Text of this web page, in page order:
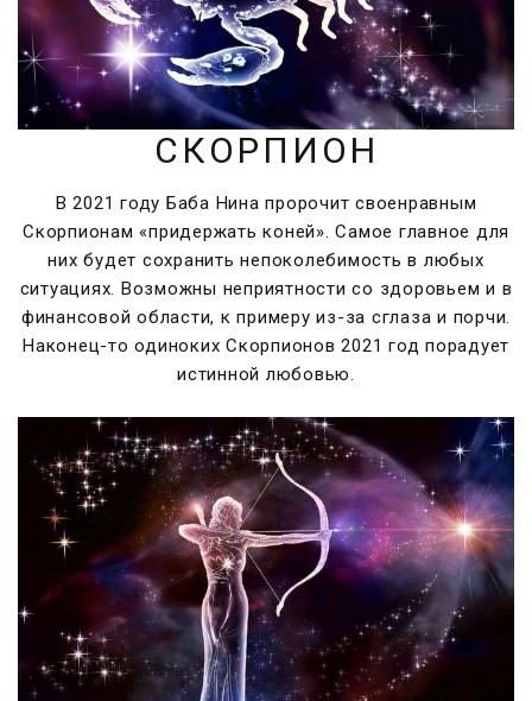
СКОРПИОН
В 2021 году Баба Нина пророчит своенравным
Скорпионам «придержать коней». Самое главное для
них будет сохранить непоколебимость в любых
ситуациях. Возможны неприятности со здоровьем и в
финансовой области, к примеру из-за сглаза и порчи.
Наконец-то одиноких Скорпионов 2021 год порадует
истинной любовью.